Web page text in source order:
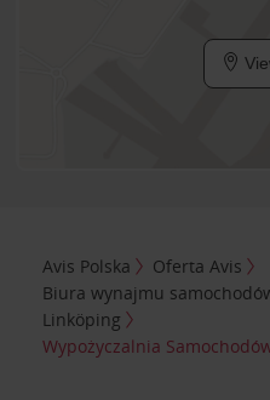
Avis Polska
Oferta Avis
Biura wynajmu
Linköping
Wypożyczalnia